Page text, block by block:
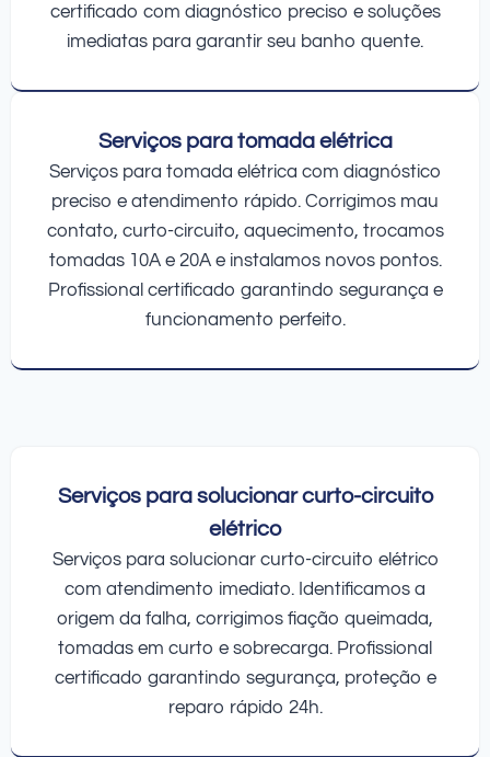
certificado com diagnóstico preciso e soluções
imediatas para garantir seu banho quente.
Serviços para tomada elétrica
Serviços para tomada elétrica com diagnóstico
preciso e atendimento rápido. Corrigimos mau
contato, curto-circuito, aquecimento, trocamos
tomadas 10A e 20A e instalamos novos pontos.
Profissional certificado garantindo segurança e
funcionamento perfeito.
Serviços para solucionar curto-circuito
elétrico
Serviços para solucionar curto-circuito elétrico
com atendimento imediato. Identificamos a
origem da falha, corrigimos fiação queimada,
tomadas em curto e sobrecarga. Profissional
certificado garantindo segurança, proteção e
reparo rápido 24h.